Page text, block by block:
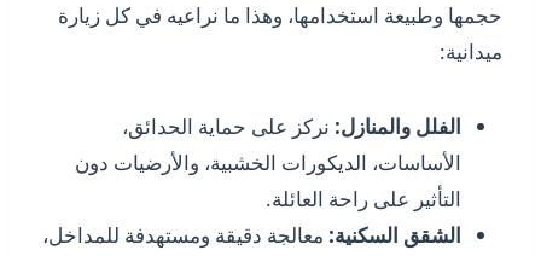
حجمها وطبيعة استخدامها، وهذا ما نراعيه في كل زيارة
ميدانية:
الفلل والمنازل: نركز على حماية الحدائق،
الأساسات، الديكورات الخشبية، والأرضيات دون
التأثير على راحة العائلة.
الشقق السكنية: معالجة دقيقة ومستهدفة للمداخل،